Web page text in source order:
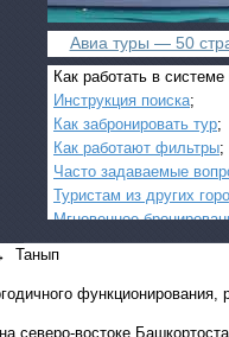
Авиа туры — 50
Как работать в системе
Инструкция поиска;
Как забронировать тур;
Как работают фильтры;
Часто задаваемые
Туристам из других
Мгновенное
Танып
функционирования,
востоке